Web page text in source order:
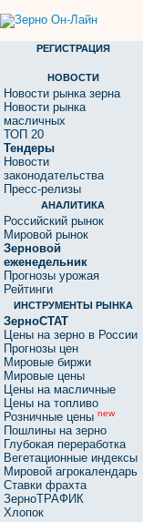
РЕГИСТРАЦИЯ
НОВОСТИ
Новости рынка зерна
Новости рынка
масличных
ТОП 20
Тендеры
Новости
законодательства
Пресс-релизы
АНАЛИТИКА
Российский рынок
Мировой рынок
Зерновой
еженедельник
Прогнозы урожая
Рейтинги
ИНСТРУМЕНТЫ РЫНКА
ЗерноСТАТ
Цены на зерно в России
Прогнозы цен
Мировые биржи
Мировые цены
Цены на масличные
Цены на топливо
Розничные цены new
Пошлины на зерно
Глубокая переработка
Вегетационные индексы
Мировой агрокалендарь
Ставки фрахта
ЗерноТРАФИК
Хлопок